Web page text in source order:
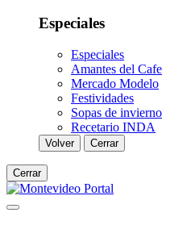
Especiales
Especiales
Amantes del Cafe
Mercado Modelo
Festividades
Sopas de invierno
Recetario INDA
Volver Cerrar
Cerrar